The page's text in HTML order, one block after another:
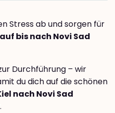
Stress ab und sorgen für
bis nach Novi Sad
Durchführung – wir
du dich auf die schönen
nach Novi Sad